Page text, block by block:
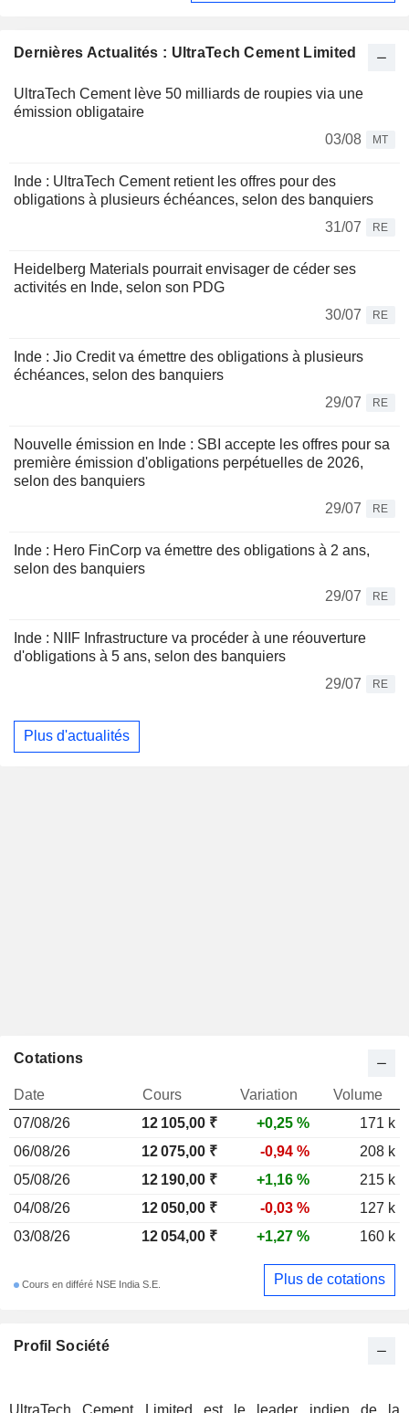
Dernières Actualités : UltraTech Cement Limited
UltraTech Cement lève 50 milliards de roupies via une
émission obligataire
03/08
MT
Inde : UltraTech Cement retient les offres pour des
obligations à plusieurs échéances, selon des banquiers
31/07
RE
Heidelberg Materials pourrait envisager de céder ses
activités en Inde, selon son PDG
30/07
RE
Inde : Jio Credit va émettre des obligations à plusieurs
échéances, selon des banquiers
29/07
RE
Nouvelle émission en Inde : SBI accepte les offres pour sa
première émission d'obligations perpétuelles de 2026,
selon des banquiers
29/07
RE
Inde : Hero FinCorp va émettre des obligations à 2 ans,
selon des banquiers
29/07
RE
Inde : NIIF Infrastructure va procéder à une réouverture
d'obligations à 5 ans, selon des banquiers
29/07
RE
Plus d'actualités
Profil Société
UltraTech Cement Limited est le leader indien de la
Cotations
Date Cours Variation
Volume
07/08/26
12 105,00 ₹ +0,25 %
171 k
06/08/26
12 075,00 ₹ -0,94 %
208 k
05/08/26
12 190,00 ₹ +1,16 %
215 k
04/08/26
12 050,00 ₹ -0,03 %
127 k
03/08/26
12 054,00 ₹ +1,27 % 160 k
Cours en différé NSE India S.E. Plus de cotations